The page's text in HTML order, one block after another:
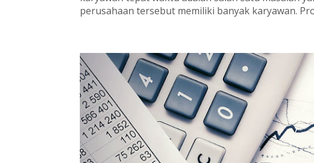
perusahaan tersebut memiliki banyak karyawan.